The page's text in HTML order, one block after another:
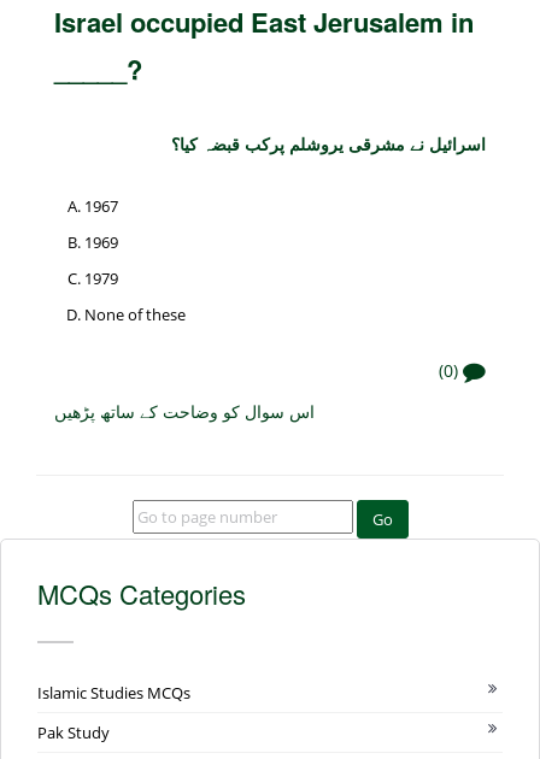
Israel occupied East Jerusalem in
_____?
اسرائیل نے مشرقی یروشلم پرکب قبضہ کیا؟
1967
1969
1979
None of these
(0)
اس سوال کو وضاحت کے ساتھ پڑھیں
Go
MCQs Categories
Islamic Studies MCQs
Pak Study